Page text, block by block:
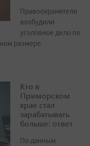
Правоохранители
возбудили
уголовное дело по
размере
Кто в
Приморском
крае стал
зарабатывать
больше: ответ
По данным